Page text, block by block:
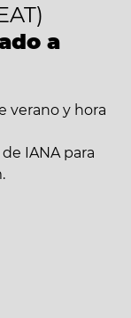
a
verano y hora
IANA para